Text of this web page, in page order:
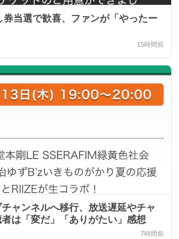
券当選で歓喜、ファンが「やったー
15時間前
ャンネルへ移行、放送遅延やチャ
は「変だ」「ありがたい」感想
7時間前